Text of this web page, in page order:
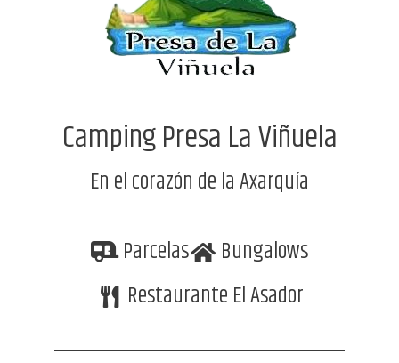
Camping Presa La Viñuela
En el corazón de la Axarquía
Parcelas
Bungalows
Restaurante El Asador